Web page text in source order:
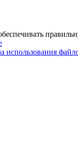
использования